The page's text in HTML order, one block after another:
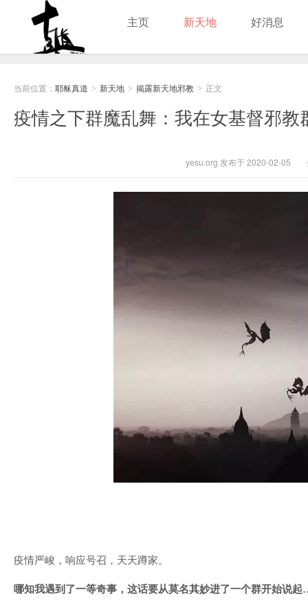
主页 新天地 好消息
当前位置： 耶稣真道 > 新天地 > 揭露新天地邪教 > 正文
疫情之下群魔乱舞：我在女基督邪
yesu.org 发布于 2020-02-05
疫情严峻，响应号召，天天蹲家。
哪知我遇到了一等奇事，这话要从莫名其妙进了一个群开始说